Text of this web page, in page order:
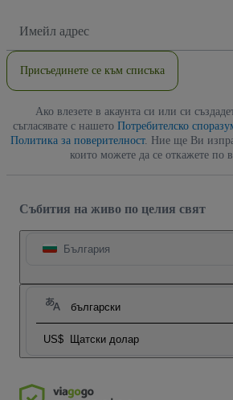
адрес
Присъединете се към списъка
Ако влезете в акаунта си или си
съгласявате с нашето Потребителско
Политика за поверителност. Ние ще Ви
които можете да се откажете по
Събития на живо по целия свят
България
български
US$ Щатски долар